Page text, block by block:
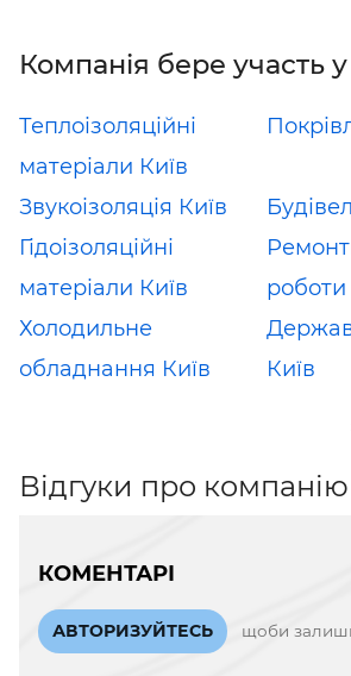
Компанія бере участь у
Теплоізоляційні
матеріали Київ
Звукоізоляція Київ
Гідоізоляційні
матеріали Київ
роботи
Холодильне
обладнання Київ
Київ
Відгуки про компанію
КОМЕНТАРІ
АВТОРИЗУЙТЕСЬ щоби